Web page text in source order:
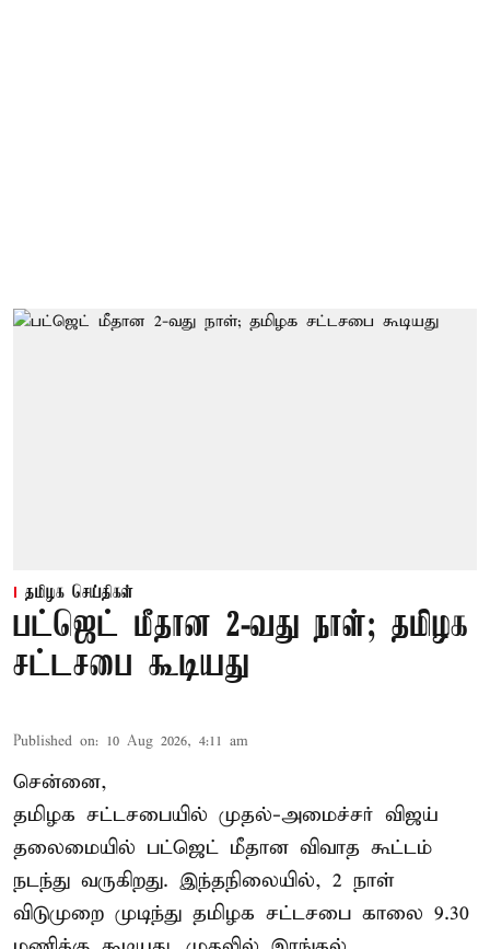
தமிழக செய்திகள்
பட்ஜெட் மீதான 2-வது நாள்; தமிழக
சட்டசபை கூடியது
Published on: 10 Aug 2026, 4:11 am
சென்னை,
தமிழக சட்டசபையில் முதல்-அமைச்சர் விஜய்
தலைமையில் பட்ஜெட் மீதான விவாத கூட்டம்
நடந்து வருகிறது. இந்தநிலையில், 2 நாள்
விடுமுறை முடிந்து தமிழக சட்டசபை காலை 9.30